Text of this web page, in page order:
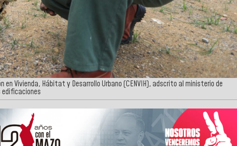
Vivienda, Hábitat y Desarrollo Urbano (CENVIH), adscrito al ministerio de
edificaciones